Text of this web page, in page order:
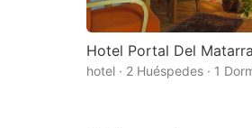
Hotel Portal Del
hotel · 2 Huéspedes · 1